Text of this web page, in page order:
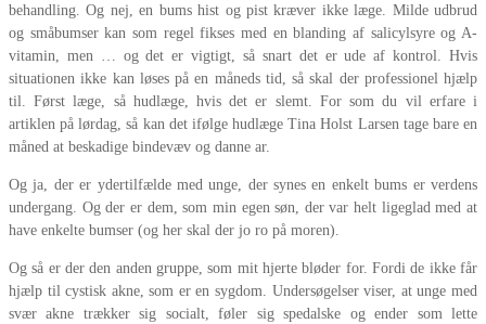
behandling. Og nej, en bums hist og pist kræver ikke læge. Milde udbrud
og småbumser kan som regel fikses med en blanding af salicylsyre og A-
vitamin, men … og det er vigtigt, så snart det er ude af kontrol. Hvis
situationen ikke kan løses på en måneds tid, så skal der professionel hjælp
til. Først læge, så hudlæge, hvis det er slemt. For som du vil erfare i
artiklen på lørdag, så kan det ifølge hudlæge Tina Holst Larsen tage bare en
måned at beskadige bindevæv og danne ar.
Og ja, der er ydertilfælde med unge, der synes en enkelt bums er verdens
undergang. Og der er dem, som min egen søn, der var helt ligeglad med at
have enkelte bumser (og her skal der jo ro på moren).
Og så er der den anden gruppe, som mit hjerte bløder for. Fordi de ikke får
hjælp til cystisk akne, som er en sygdom. Undersøgelser viser, at unge med
svær akne trækker sig socialt, føler sig spedalske og ender som lette